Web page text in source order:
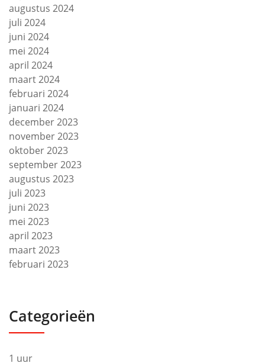
augustus 2024
juli 2024
juni 2024
mei 2024
april 2024
maart 2024
februari 2024
januari 2024
december 2023
november 2023
oktober 2023
september 2023
augustus 2023
juli 2023
juni 2023
mei 2023
april 2023
maart 2023
februari 2023
Categorieën
1 uur